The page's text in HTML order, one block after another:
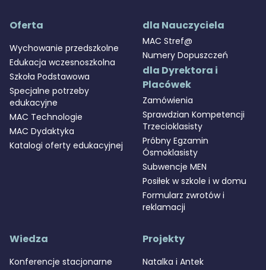
Oferta
Wychowanie przedszkolne
Edukacja wczesnoszkolna
Szkoła Podstawowa
Specjalne potrzeby
edukacyjne
MAC Technologie
MAC Dydaktyka
Katalogi oferty edukacyjnej
dla Nauczyciela
MAC Stref@
Numery Dopuszczeń
dla Dyrektora i
Placówek
Zamówienia
Sprawdzian Kompetencji
Trzecioklasisty
Próbny Egzamin
Ósmoklasisty
Subwencje MEN
Posiłek w szkole i w domu
Formularz zwrotów i
reklamacji
Wiedza
Konferencje stacjonarne
Projekty
Natalka i Antek